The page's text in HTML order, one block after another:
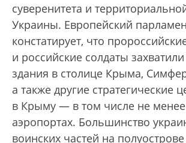
суверенитета и
Украины. Европейский
констатирует, что
и российские солдаты
здания в столице Крыма,
а также другие стратегические
в Крыму — в том числе не
аэропортах. Большинство
воинских частей на